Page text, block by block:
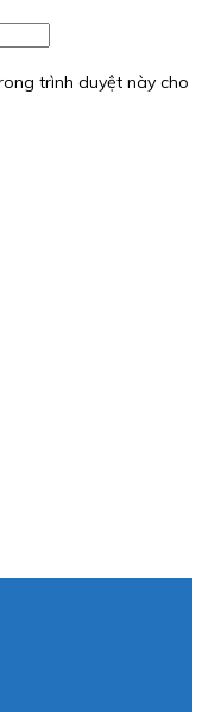
trình duyệt này cho